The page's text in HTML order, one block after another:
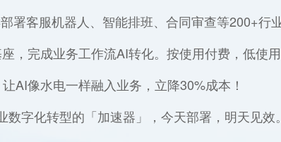
署客服机器人、智能排班、合同审查等200+行
，完成业务工作流AI转化。按使用付费，低使用
让AI像水电一样融入业务，立降30%成本！
字化转型的「加速器」，今天部署，明天见效。